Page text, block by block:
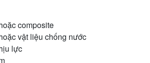
composite
vật liệu chống nước
lực